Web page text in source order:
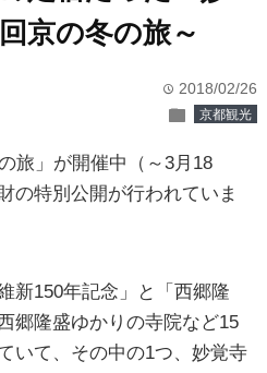
京の冬の旅～
time 2018/02/26
folder 京都観光
旅」が開催中（～3月18
の特別公開が行われていま
新150年記念」と「西郷隆
郷隆盛ゆかりの寺院など15
いて、その中の1つ、妙覚寺